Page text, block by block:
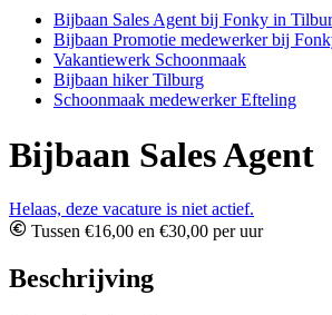
Bijbaan Sales Agent bij Fonky in
Bijbaan Promotie medewerker bij
Vakantiewerk Schoonmaak
Bijbaan hiker Tilburg
Schoonmaak medewerker Efteling
Bijbaan Sales Agent
Helaas, deze vacature is niet actief.
Tussen €16,00 en €30,00 per uur
Beschrijving